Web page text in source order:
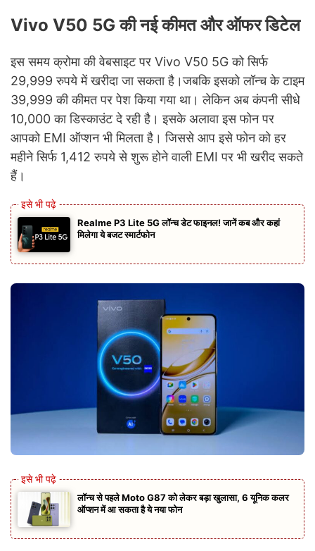
Vivo V50 5G की नई कीमत और ऑफर डिटेल
इस समय क्रोमा की वेबसाइट पर Vivo V50 5G को सिर्फ
29,999 रुपये में खरीदा जा सकता है।जबकि इसको लॉन्च के टाइम
39,999 की कीमत पर पेश किया गया था। लेकिन अब कंपनी सीधे
10,000 का डिस्काउंट दे रही है। इसके अलावा इस फोन पर
आपको EMI ऑप्शन भी मिलता है। जिससे आप इसे फोन को हर
महीने सिर्फ 1,412 रुपये से शुरू होने वाली EMI पर भी खरीद सकते
हैं।
Realme P3 Lite 5G लॉन्च डेट फाइनल! जानें कब और कहां
मिलेगा ये बजट स्मार्टफोन
लॉन्च से पहले Moto G87 को लेकर बड़ा खुलासा, 6 यूनिक कलर
ऑप्शन में आ सकता है ये नया फोन